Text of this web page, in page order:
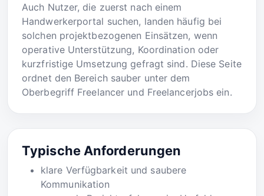
Auch Nutzer, die zuerst nach einem
Handwerkerportal suchen, landen häufig bei
solchen projektbezogenen Einsätzen, wenn
operative Unterstützung, Koordination oder
kurzfristige Umsetzung gefragt sind. Diese Seite
ordnet den Bereich sauber unter dem
Oberbegriff Freelancer und Freelancerjobs ein.
Typische Anforderungen
klare Verfügbarkeit und saubere
Kommunikation